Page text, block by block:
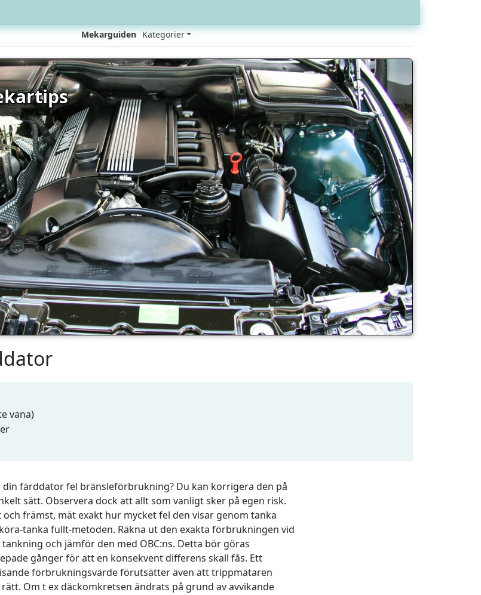
Mekarguiden Kategorier
vana)
din färddator fel bränsleförbrukning? Du kan korrigera den på
sätt. Observera dock att allt som vanligt sker på egen risk.
och främst, mät exakt hur mycket fel den visar genom tanka
tanka fullt-metoden. Räkna ut den exakta förbrukningen vid
tankning och jämför den med OBC:ns. Detta bör göras
gånger för att en konsekvent differens skall fås. Ett
förbrukningsvärde förutsätter även att trippmätaren
Om t ex däckomkretsen ändrats på grund av avvikande